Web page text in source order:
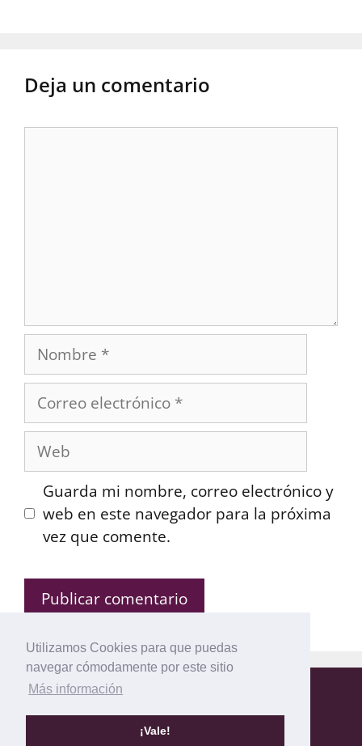
Utilizamos Cookies para que puedas
navegar cómodamente por este sitio
Más información
¡Vale!
Deja un comentario
Nombre
Correo
electrónico
Web
Guarda mi nombre, correo electrónico y
web en este navegador para la próxima
vez que comente.
Mapa del Sitio